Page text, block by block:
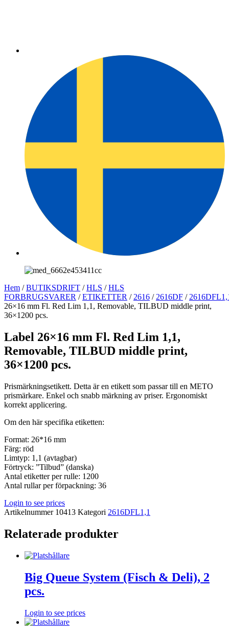
Hem /BUTIKSDRIFT /HLS /HLS
FORBRUGSVARER /ETIKETTER /2616 /2616DF /
26×16 mm Fl. Red Lim 1,1, Removable, TILBUD middle print,
36×1200 pcs.
Label 26×16 mm Fl. Red Lim 1,1,
Removable, TILBUD middle print,
36×1200 pcs.
Prismärkningsetikett. Detta är en etikett som passar till en METO
prismärkare. Enkel och snabb märkning av priser. Ergonomiskt
korrekt applicering.
Om den här specifika etiketten:
Format: 26*16 mm
Färg: röd
Limtyp: 1,1 (avtagbar)
Förtryck: ”Tilbud” (danska)
Antal etiketter per rulle: 1200
Antal rullar per förpackning: 36
Login to see prices
Artikelnummer 10413 Kategori 2616DFL1,1
Relaterade produkter
Big Queue System (Fisch & Deli), 2
pcs.
Login to see prices